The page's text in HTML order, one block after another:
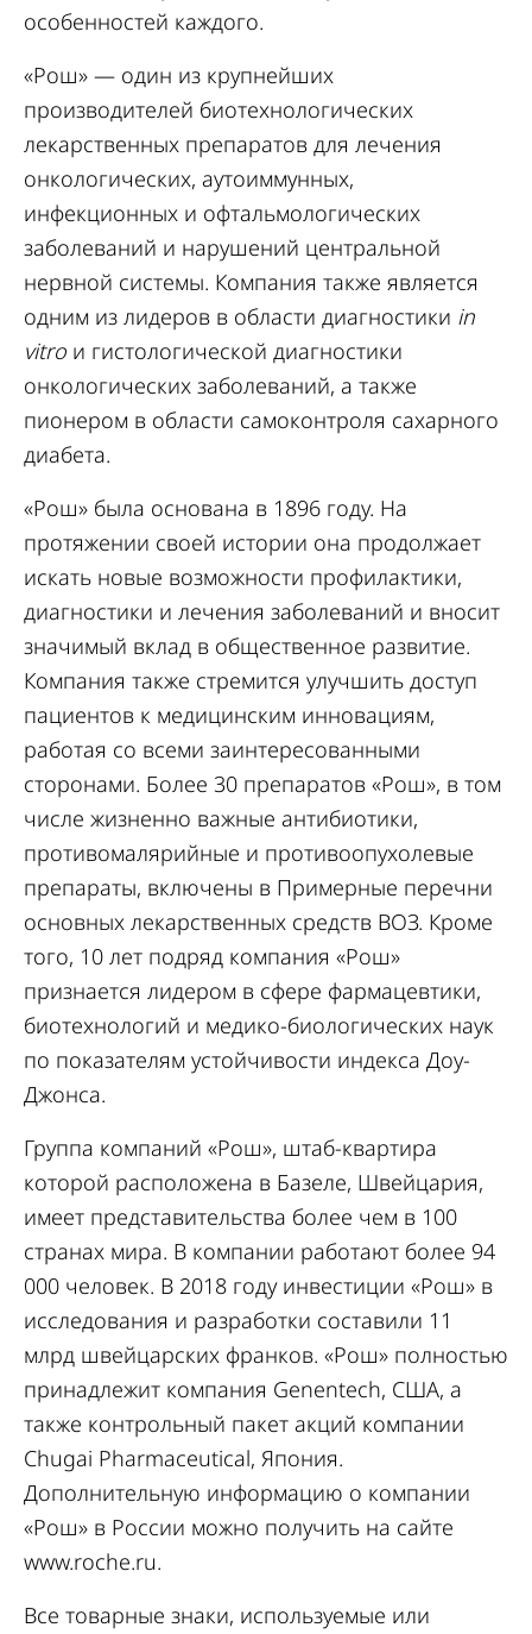
особенностей каждого.
«Рош» — один из крупнейших
производителей биотехнологических
лекарственных препаратов для лечения
онкологических, аутоиммунных,
инфекционных и офтальмологических
заболеваний и нарушений центральной
нервной системы. Компания также является
одним из лидеров в области диагностики in
vitro и гистологической диагностики
онкологических заболеваний, а также
пионером в области самоконтроля сахарного
диабета.
«Рош» была основана в 1896 году. На
протяжении своей истории она продолжает
искать новые возможности профилактики,
диагностики и лечения заболеваний и вносит
значимый вклад в общественное развитие.
Компания также стремится улучшить доступ
пациентов к медицинским инновациям,
работая со всеми заинтересованными
сторонами. Более 30 препаратов «Рош», в том
числе жизненно важные антибиотики,
противомалярийные и противоопухолевые
препараты, включены в Примерные перечни
основных лекарственных средств ВОЗ. Кроме
того, 10 лет подряд компания «Рош»
признается лидером в сфере фармацевтики,
биотехнологий и медико-биологических наук
по показателям устойчивости индекса Доу-
Джонса.
Группа компаний «Рош», штаб-квартира
которой расположена в Базеле, Швейцария,
имеет представительства более чем в 100
странах мира. В компании работают более 94
000 человек. В 2018 году инвестиции «Рош» в
исследования и разработки составили 11
млрд швейцарских франков. «Рош» полностью
принадлежит компания Genentech, США, а
также контрольный пакет акций компании
Chugai Pharmaceutical, Япония.
Дополнительную информацию о компании
«Рош» в России можно получить на сайте
www.roche.ru.
Все товарные знаки, используемые или